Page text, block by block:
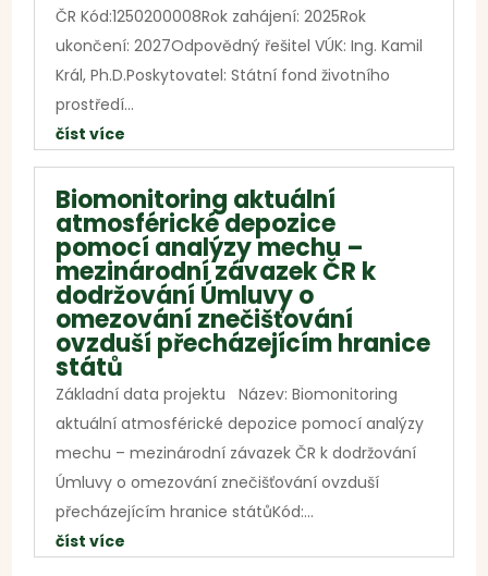
ČR Kód:1250200008Rok zahájení: 2025Rok
ukončení: 2027Odpovědný řešitel VÚK: Ing. Kamil
Král, Ph.D.Poskytovatel: Státní fond životního
prostředí...
číst více
Biomonitoring aktuální
atmosférické depozice
pomocí analýzy mechu –
mezinárodní závazek ČR k
dodržování Úmluvy o
omezování znečišťování
ovzduší přecházejícím hranice
států
Základní data projektu Název: Biomonitoring
aktuální atmosférické depozice pomocí analýzy
mechu – mezinárodní závazek ČR k dodržování
Úmluvy o omezování znečišťování ovzduší
přecházejícím hranice státůKód:...
číst více